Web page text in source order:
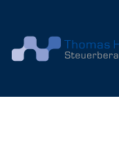
Willkommen
Aktuelles